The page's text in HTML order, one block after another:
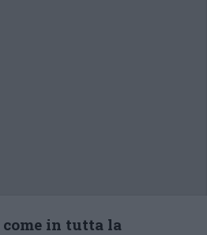
come in tutta la